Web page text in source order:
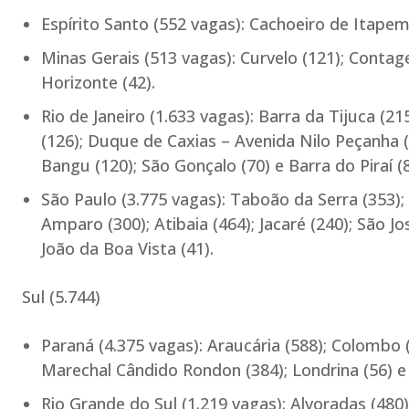
Espírito Santo (552 vagas): Cachoeiro de
Minas Gerais (513 vagas): Curvelo (121);
Horizonte (42).
Rio de Janeiro (1.633 vagas): Barra da Tijuca
(126); Duque de Caxias – Avenida Nilo
Bangu (120); São Gonçalo (70) e Barra do Piraí
São Paulo (3.775 vagas): Taboão da Serra
Amparo (300); Atibaia (464); Jacaré (240); São
João da Boa Vista (41).
Sul (5.744)
Paraná (4.375 vagas): Araucária (588);
Marechal Cândido Rondon (384); Londrina (56)
Rio Grande do Sul (1.219 vagas): Alvoradas